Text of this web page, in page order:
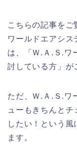
こちらの記事を
ワールドエアシス
は、「Ｗ.Ａ.Ｓ.ワ
討している方」が
ただ、Ｗ.Ａ.Ｓ.ワ
ューもきちんと
したい！という
ます。